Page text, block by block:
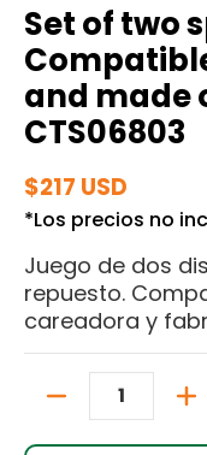
Set of two
and made
CTS06803
$217 USD
*Los precios no
Juego de dos
repuesto.
careadora y